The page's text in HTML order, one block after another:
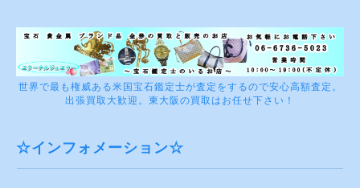
世界で最も権威ある米国宝石鑑定士が査定をするので安心高額査定。
出張買取大歓迎。東大阪の買取はお任せ下さい！
☆インフォメーション☆